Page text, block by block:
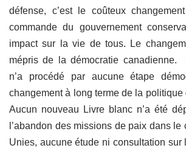
défense, c’est le coûteux
commande du gouvernement
impact sur la vie de tous. Le
mépris de la démocratie canadienne.
n’a procédé par aucune étape
changement à long terme de la politique
Aucun nouveau Livre blanc n’a été
l’abandon des missions de paix dans
Unies, aucune étude ni consultation sur